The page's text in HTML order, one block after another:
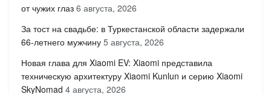
от чужих глаз 6 августа, 2026
За тост на свадьбе: в Туркестанской области задержали
66-летнего мужчину 5 августа, 2026
Новая глава для Xiaomi EV: Xiaomi представила
техническую архитектуру Xiaomi Kunlun и серию Xiaomi
SkyNomad 4 августа, 2026